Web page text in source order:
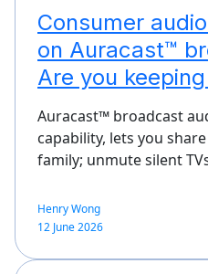
Consumer
on Auracast™
Are you
Auracast™ broadcast
capability, lets you
family; unmute silent
Henry Wong
12 June 2026